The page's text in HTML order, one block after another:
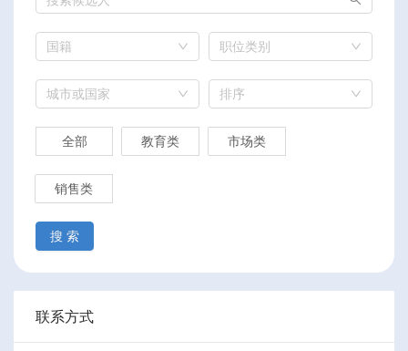
国籍 职位类别
城市或国家 排序
全部 教育类 市场类
销售类
搜 索
联系方式